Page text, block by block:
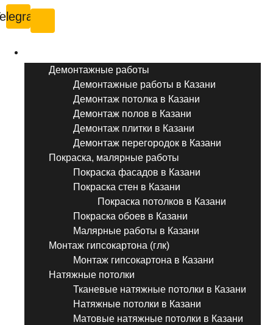
Демонтажные работы
Демонтажные работы в Казани
Демонтаж потолка в Казани
Демонтаж полов в Казани
Демонтаж плитки в Казани
Демонтаж перегородок в Казани
Покраска, малярные работы
Покраска фасадов в Казани
Покраска стен в Казани
Покраска потолков в Казани
Покраска обоев в Казани
Малярные работы в Казани
Монтаж гипсокартона (глк)
Монтаж гипсокартона в Казани
Натяжные потолки
Тканевые натяжные потолки в Казани
Натяжные потолки в Казани
Матовые натяжные потолки в Казани